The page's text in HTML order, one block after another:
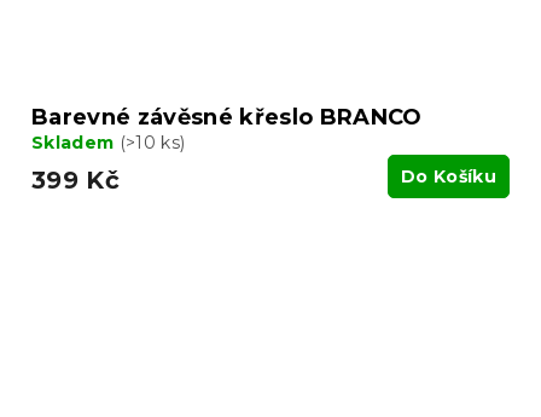
Barevné závěsné křeslo BRANCO
Skladem (>10 ks)
399 Kč Do Košíku